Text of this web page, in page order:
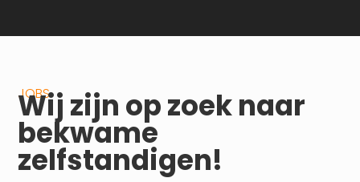
JOBS
Wij zijn op zoek naar
bekwame
zelfstandigen!